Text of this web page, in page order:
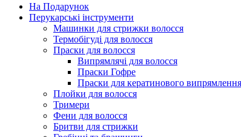
На Подарунок
Перукарські інструменти
Машинки для стрижки волосся
Термобігуді для волосся
Праски для волосся
Випрямлячі для волосся
Праски Гофре
Праски для кератинового випрямлення
Плойки для волосся
Тримери
Фени для волосся
Бритви для стрижки